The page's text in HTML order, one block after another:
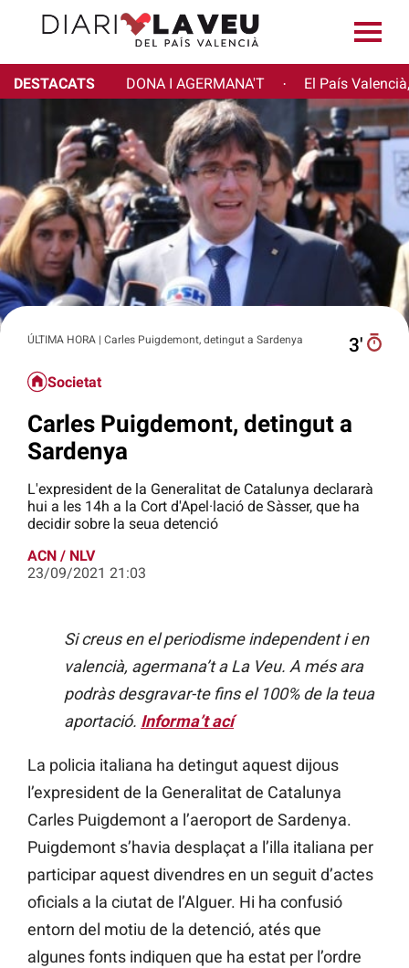
DESTACATS DONA I AGERMANA'T · El País
ÚLTIMA HORA | Carles Puigdemont, detingut a Sardenya 3′
Societat
Carles Puigdemont, detingut a
Sardenya
L'expresident de la Generalitat de Catalunya declararà
hui a les 14h a la Cort d'Apel·lació de Sàsser, que ha
decidir sobre la seua detenció
ACN / NLV
23/09/2021 21:03
Si creus en el periodisme independent i en
valencià, agermana’t a La Veu. A més ara
podràs desgravar-te fins el 100% de la teua
aportació. Informa’t ací
La policia italiana ha detingut aquest dijous
l’expresident de la Generalitat de Catalunya
Carles Puigdemont a l’aeroport de Sardenya.
Puigdemont s’havia desplaçat a l’illa italiana per
participar aquest divendres en un seguit d’actes
oficials a la ciutat de l’Alguer. Hi ha confusió
entorn del motiu de la detenció, atés que
algunes fonts indiquen que ha estat per l’ordre